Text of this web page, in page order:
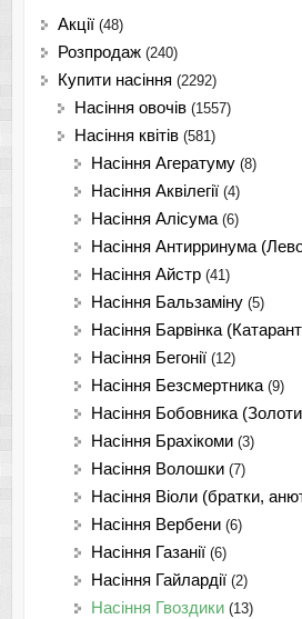
Акції (48)
Розпродаж (240)
Купити насіння (2292)
Насіння овочів (1557)
Насіння квітів (581)
Насіння Агератуму (8)
Насіння Аквілегії (4)
Насіння Алісума (6)
Насіння Антирринума
Насіння Айстр (41)
Насіння Бальзаміну (5)
Насіння Барвінка
Насіння Бегонії (12)
Насіння Безсмертника (9)
Насіння Бобовника
Насіння Брахікоми (3)
Насіння Волошки (7)
Насіння Віоли (братки,
Насіння Вербени (6)
Насіння Газанії (6)
Насіння Гайлардії (2)
Насіння Гвоздики (13)